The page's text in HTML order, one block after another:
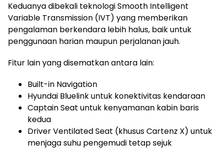
Keduanya dibekali teknologi Smooth Intelligent
Variable Transmission (IVT) yang memberikan
pengalaman berkendara lebih halus, baik untuk
penggunaan harian maupun perjalanan jauh.
Fitur lain yang disematkan antara lain:
Built-in Navigation
Hyundai Bluelink untuk konektivitas kendaraan
Captain Seat untuk kenyamanan kabin baris
kedua
Driver Ventilated Seat (khusus Cartenz X) untuk
menjaga suhu pengemudi tetap sejuk